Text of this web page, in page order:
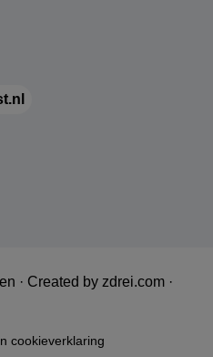
· Created by zdrei.com ·
cookieverklaring